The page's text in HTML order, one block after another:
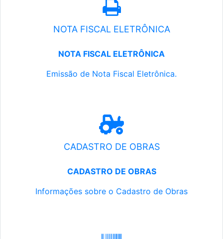
NOTA FISCAL ELETRÔNICA
NOTA FISCAL ELETRÔNICA
Emissão de Nota Fiscal Eletrônica.
CADASTRO DE OBRAS
CADASTRO DE OBRAS
Informações sobre o Cadastro de Obras